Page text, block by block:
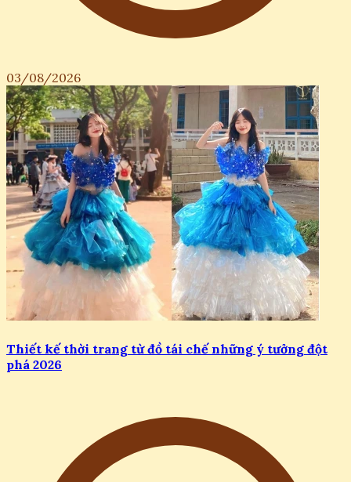
03/08/2026
Thiết kế thời trang từ đồ tái chế những ý tưởng đột
phá 2026